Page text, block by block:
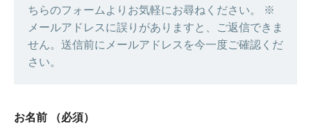
ちらのフォームよりお気軽にお尋ねください。 ※
メールアドレスに誤りがありますと、ご返信できま
せん。送信前にメールアドレスを今一度ご確認くだ
さい。
お名前 （必須）